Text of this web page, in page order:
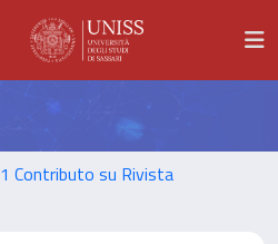
1 Contributo su Rivista